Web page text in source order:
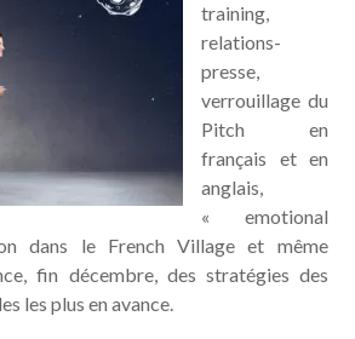
training,
relations-
presse,
verrouillage du
Pitch en
français et en
anglais,
« emotional
dans le French Village et même
fin décembre, des stratégies des
les plus en avance.